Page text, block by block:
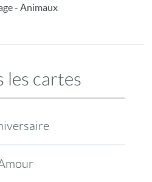
- Animaux
les cartes